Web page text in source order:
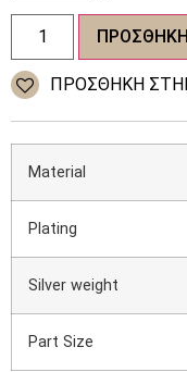
Material
Plating
Silver weight
Part Size
Γυναικεία
σκουλαρίκια
925
Silver
ποσότηταΠΡΌΣΘΉΚΗ